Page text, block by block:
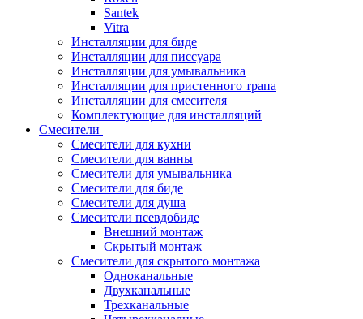
Santek
Vitra
Инсталляции для биде
Инсталляции для писсуара
Инсталляции для умывальника
Инсталляции для пристенного трапа
Инсталляции для смесителя
Комплектующие для инсталляций
Смесители
Смесители для кухни
Смесители для ванны
Смесители для умывальника
Смесители для биде
Смесители для душа
Смесители псевдобиде
Внешний монтаж
Скрытый монтаж
Смесители для скрытого монтажа
Одноканальные
Двухканальные
Трехканальные